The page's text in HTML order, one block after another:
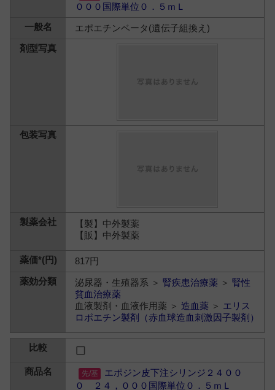
０００国際単位０．５ｍＬ
エポエチンベータ(遺伝子組換え)
【製】中外製薬
【販】中外製薬
817円
泌尿器・生殖器系 ＞腎疾患治療薬 ＞腎性
貧血治療薬
血液製剤・血液作用薬 ＞造血薬 ＞ エリス
ロポエチン製剤（赤血球造血刺激因子製剤）
エポジン皮下注シリンジ２４００
０ ２４，０００国際単位０．５ｍＬ